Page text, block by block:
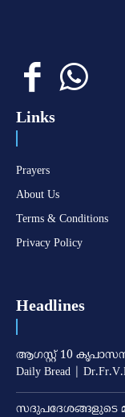
Links
Prayers
About Us
Terms & Conditions
Privacy Policy
Headlines
ആഗസ്റ്റ് 10
Daily Bread |
സദുപദേശങ്ങളുടെ